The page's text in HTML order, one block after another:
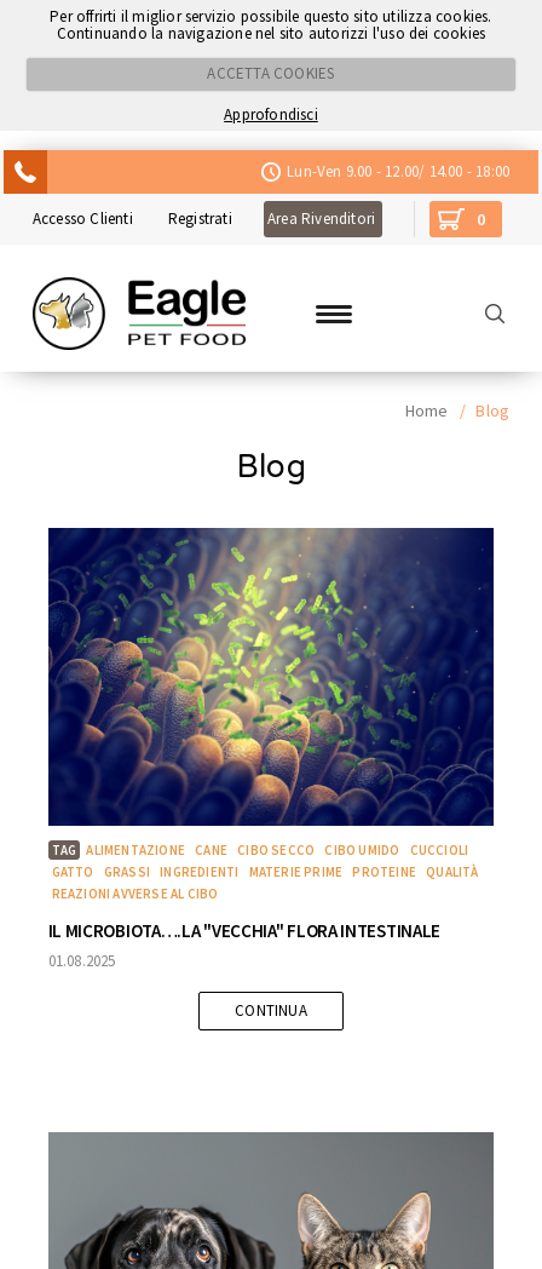
Per offrirti il miglior servizio possibile questo sito utilizza cookies.
Continuando la navigazione nel sito autorizzi l'uso dei cookies
ACCETTA COOKIES
Approfondisci
Lun-Ven 9.00 - 12.00/ 14.00 - 18:00
Accesso Clienti Registrati Area Rivenditori 0
Home / Blog
Blog
TAG ALIMENTAZIONE CANE CIBO SECCO CIBO UMIDO
CUCCIOLI
GATTO
GRASSI INGREDIENTI MATERIE PRIME PROTEINE QUALITÀ
REAZIONI AVVERSE AL CIBO
IL MICROBIOTA….LA "VECCHIA" FLORA INTESTINALE
01.08.2025
CONTINUA